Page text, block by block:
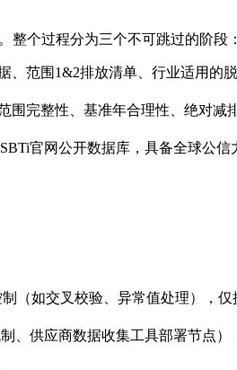
整个过程分为三个不可跳过的阶段：
、范围1&2排放清单、行业适用的
围完整性、基准年合理性、绝对减
官网公开数据库，具备全球公信
（如交叉校验、异常值处理），
、供应商数据收集工具部署节点）